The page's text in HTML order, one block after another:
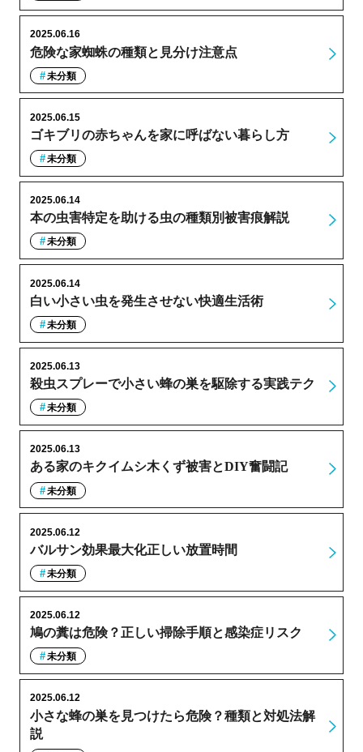
危険な家蜘蛛の種類と見分け注意点
2025.06.16
未分類
ゴキブリの赤ちゃんを家に呼ばない暮らし方
2025.06.15
未分類
本の虫害特定を助ける虫の種類別被害痕解説
2025.06.14
未分類
白い小さい虫を発生させない快適生活術
2025.06.14
未分類
殺虫スプレーで小さい蜂の巣を駆除する実践テク
2025.06.13
未分類
ある家のキクイムシ木くず被害とDIY奮闘記
2025.06.13
未分類
バルサン効果最大化正しい放置時間
2025.06.12
未分類
鳩の糞は危険？正しい掃除手順と感染症リスク
2025.06.12
未分類
小さな蜂の巣を見つけたら危険？種類と対処法解
説
2025.06.12